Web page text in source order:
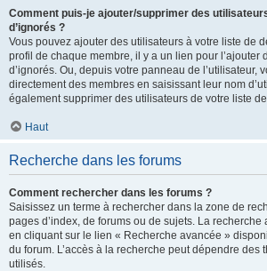
Comment puis-je ajouter/supprimer des
d’ignorés ?
Vous pouvez ajouter des utilisateurs à votre liste de
profil de chaque membre, il y a un lien pour l’ajouter
d’ignorés. Ou, depuis votre panneau de l’utilisateur,
directement des membres en saisissant leur nom
également supprimer des utilisateurs de votre liste
Haut
Recherche dans les forums
Comment rechercher dans les forums ?
Saisissez un terme à rechercher dans la zone de
pages d’index, de forums ou de sujets. La recherche
en cliquant sur le lien « Recherche avancée »
du forum. L’accès à la recherche peut dépendre des
utilisés.